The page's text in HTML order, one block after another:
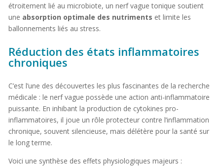
étroitement lié au microbiote, un nerf vague tonique soutient
une absorption optimale des nutriments et limite les
ballonnements liés au stress.
Réduction des états inflammatoires
chroniques
C’est l’une des découvertes les plus fascinantes de la recherche
médicale : le nerf vague possède une action anti-inflammatoire
puissante. En inhibant la production de cytokines pro-
inflammatoires, il joue un rôle protecteur contre l’inflammation
chronique, souvent silencieuse, mais délétère pour la santé sur
le long terme.
Voici une synthèse des effets physiologiques majeurs :